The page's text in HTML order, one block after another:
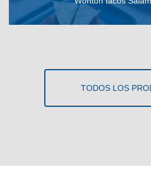
TODOS LOS